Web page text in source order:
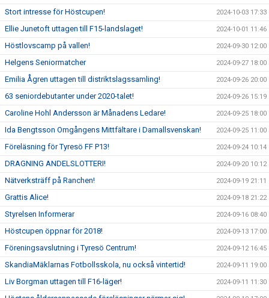
Stort intresse för Höstcupen! 2024-10-03 17:33
Ellie Junetoft uttagen till F15-landslaget! 2024-10-01 11:46
Höstlovscamp på vallen! 2024-09-30 12:00
Helgens Seniormatcher 2024-09-27 18:00
Emilia Ågren uttagen till distriktslagssamling! 2024-09-26 20:00
63 seniordebutanter under 2020-talet! 2024-09-26 15:19
Caroline Hohl Andersson är Månadens Ledare! 2024-09-25 18:00
Ida Bengtsson Omgångens Mittfältare i Damallsvenskan! 2024-09-25 11:00
Föreläsning för Tyresö FF P13! 2024-09-24 10:14
DRAGNING ANDELSLOTTERI! 2024-09-20 10:12
Nätverksträff på Ranchen! 2024-09-19 21:11
Grattis Alice! 2024-09-18 21:22
Styrelsen Informerar 2024-09-16 08:40
Höstcupen öppnar för 2018! 2024-09-13 17:00
Föreningsavslutning i Tyresö Centrum! 2024-09-12 16:45
SkandiaMäklarnas Fotbollsskola, nu också vintertid! 2024-09-11 19:00
Liv Borgman uttagen till F16-läger! 2024-09-11 11:30